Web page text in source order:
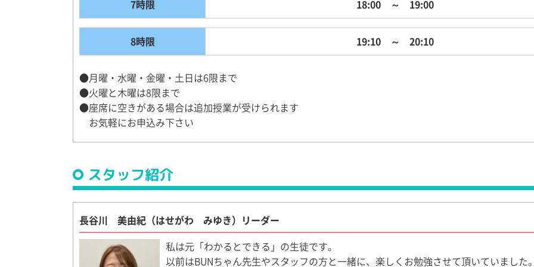
7時限 18:00 ～ 19:00
8時限 19:10 ～ 20:10
●月曜・水曜・金曜・土日は6限まで
●火曜と木曜は8限まで
●座席に空きがある場合は追加授業が受けられます
お気軽にお申込み下さい
スタッフ紹介
長谷川 美由紀（はせがわ みゆき）リーダー
私は元「わかるとできる」の生徒です。
以前はBUNちゃん先生やスタッフの方と一緒に、楽しくお勉強させて頂いていました